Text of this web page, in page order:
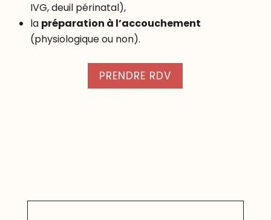
IVG, deuil périnatal),
la préparation à l’accouchement
(physiologique ou non).
PRENDRE RDV